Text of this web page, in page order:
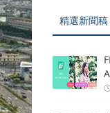
精選新聞稿